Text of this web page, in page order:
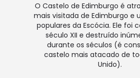
O Castelo de Edimburgo é
mais visitada de Edimburgo e
populares da Escócia. Ele foi
século XII e destruído
durante os séculos (é
castelo mais atacado de
Unido).